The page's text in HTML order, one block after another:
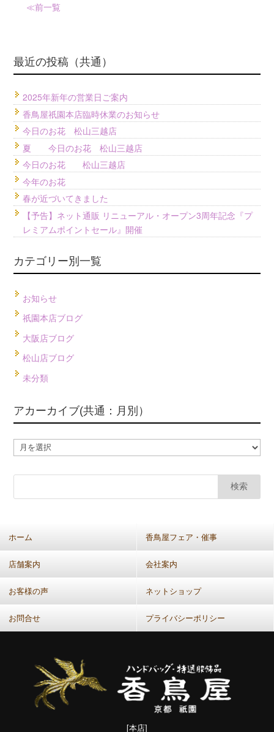
≪前一覧
最近の投稿（共通）
2025年新年の営業日ご案内
香鳥屋祇園本店臨時休業のお知らせ
今日のお花 松山三越店
夏 今日のお花 松山三越店
今日のお花 松山三越店
今年のお花
春が近づいてきました
【予告】ネット通販 リニューアル・オープン3周年記念『プ
レミアムポイントセール』開催
カテゴリー別一覧
お知らせ
祇園本店ブログ
大阪店ブログ
松山店ブログ
未分類
アカーカイブ(共通：月別）
ア
カ
ー
イ
通：
月
別）
ホーム 香鳥屋フェア・催事
店舗案内 会社案内
お客様の声 ネットショップ
お問合せ プライバシーポリシー
[本店]